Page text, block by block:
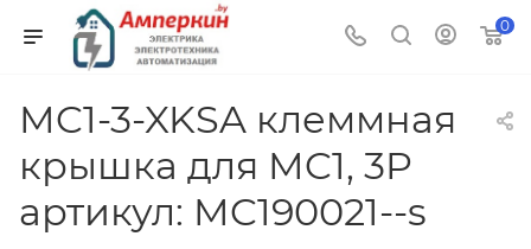
0
MC1-3-XKSA клеммная
крышка для MC1, 3P
артикул: MC190021--s